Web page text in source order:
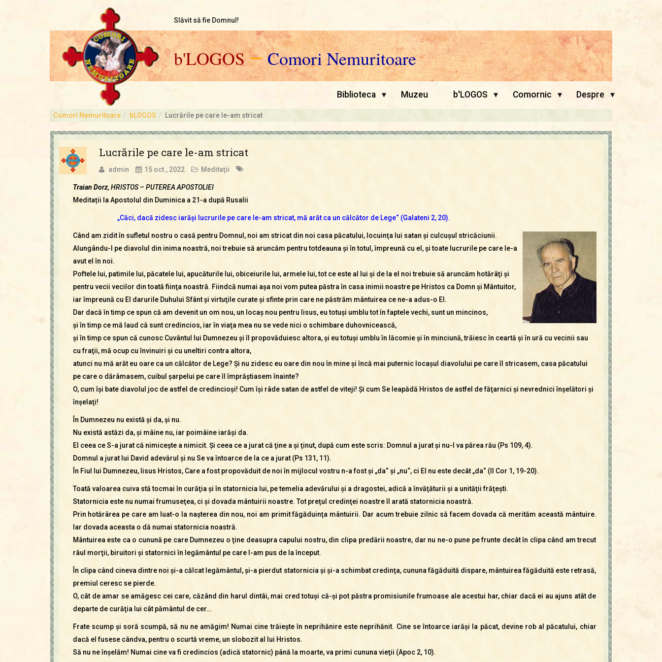
Slăvit să fie Domnul!
b'LOGOS—Comori Nemuritoare
Biblioteca ▾ Muzeu b'LOGOS ▾ Comornic ▾ Despre ▾
Comori Nemuritoare bLOGOS Lucrările pe care le-am stricat
Lucrările pe care le-am stricat
admin 15 oct., 2022 Meditaţii
Traian Dorz, HRISTOS – PUTEREA APOSTOLIEI
Meditații la Apostolul din Duminica a 21-a după Rusalii
„Căci, dacă zidesc iarăşi lucrurile pe care le-am stricat, mă arăt ca un călcător de Lege“ (Galateni 2, 20).
Când am zidit în sufletul nostru o casă pentru Domnul, noi am stricat din noi casa păcatului, locuinţa lui satan şi culcuşul stricăciunii.
Alungându-l pe diavolul din inima noastră, noi trebuie să aruncăm pentru totdeauna şi în totul, împreună cu el, şi toate lucrurile pe care le-a
avut el în noi.
Poftele lui, patimile lui, păcatele lui, apucăturile lui, obiceiurile lui, armele lui, tot ce este al lui şi de la el noi trebuie să aruncăm hotărâţi şi
pentru vecii vecilor din toată fiinţa noastră. Fiindcă numai aşa noi vom putea păstra în casa inimii noastre pe Hristos ca Domn şi Mântuitor,
iar împreună cu El darurile Duhului Sfânt şi virtuţile curate şi sfinte prin care ne păstrăm mântuirea ce ne-a adus-o El.
Dar dacă în timp ce spun că am devenit un om nou, un locaş nou pentru Iisus, eu totuşi umblu tot în faptele vechi, sunt un mincinos,
şi în timp ce mă laud că sunt credincios, iar în viaţa mea nu se vede nici o schimbare duhovnicească,
şi în timp ce spun că cunosc Cuvântul lui Dumnezeu şi îl propovăduiesc altora, şi eu totuşi umblu în lăcomie şi în minciună, trăiesc în ceartă şi în ură cu vecinii sau
cu fraţii, mă ocup cu învinuiri şi cu uneltiri contra altora,
atunci nu mă arăt eu oare ca un călcător de Lege? Şi nu zidesc eu oare din nou în mine şi încă mai puternic locaşul diavolului pe care îl stricasem, casa păcatului
pe care o dărâmasem, cuibul şarpelui pe care îl împrăştiasem înainte?
O, cum îşi bate diavolul joc de astfel de credincioşi! Cum îşi râde satan de astfel de viteji! Şi cum Se leapădă Hristos de astfel de făţarnici şi nevrednici înşelători şi
înşelaţi!
În Dumnezeu nu există şi da, şi nu.
Nu există astăzi da, şi mâine nu, iar poimâine iarăşi da.
El ceea ce S-a jurat că nimiceşte a nimicit. Şi ceea ce a jurat că ţine a şi ţinut, după cum este scris: Domnul a jurat şi nu-I va părea rău (Ps 109, 4).
Domnul a jurat lui David adevărul şi nu Se va întoarce de la ce a jurat (Ps 131, 11).
În Fiul lui Dumnezeu, Iisus Hristos, Care a fost propovăduit de noi în mijlocul vostru n-a fost şi „da“ şi „nu“, ci El nu este decât „da“ (II Cor 1, 19-20).
Toată valoarea cuiva stă tocmai în curăţia şi în statornicia lui, pe temelia adevărului şi a dragostei, adică a învăţăturii şi a unităţii frăţeşti.
Statornicia este nu numai frumuseţea, ci şi dovada mântuirii noastre. Tot preţul credinţei noastre îl arată statornicia noastră.
Prin hotărârea pe care am luat-o la naşterea din nou, noi am primit făgăduinţa mântuirii. Dar acum trebuie zilnic să facem dovada că merităm această mântuire.
Iar dovada aceasta o dă numai statornicia noastră.
Mântuirea este ca o cunună pe care Dumnezeu o ţine deasupra capului nostru, din clipa predării noastre, dar nu ne-o pune pe frunte decât în clipa când am trecut
râul morţii, biruitori şi statornici în legământul pe care l-am pus de la început.
În clipa când cineva dintre noi şi-a călcat legământul, şi-a pierdut statornicia şi şi-a schimbat credinţa, cununa făgăduită dispare, mântuirea făgăduită este retrasă,
premiul ceresc se pierde.
O, cât de amar se amăgesc cei care, căzând din harul dintâi, mai cred totuşi că-şi pot păstra promisiunile frumoase ale acestui har, chiar dacă ei au ajuns atât de
departe de curăţia lui cât pământul de cer…
Frate scump şi soră scumpă, să nu ne amăgim! Numai cine trăieşte în neprihănire este neprihănit. Cine se întoarce iarăşi la păcat, devine rob al păcatului, chiar
dacă el fusese cândva, pentru o scurtă vreme, un slobozit al lui Hristos.
Să nu ne înşelăm! Numai cine va fi credincios (adică statornic) până la moarte, va primi cununa vieţii (Apoc 2, 10).